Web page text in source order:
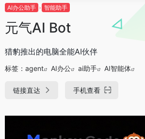
AI办公助手 智能助手
元气AI Bot
猎豹推出的电脑全能AI伙伴
标签： agent AI办公 ai助手 AI智能体
链接直达 手机查看